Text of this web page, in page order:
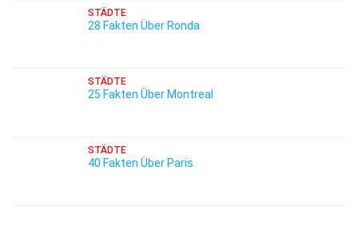
STÄDTE
28 Fakten Über Ronda
STÄDTE
25 Fakten Über Montreal
STÄDTE
40 Fakten Über Paris